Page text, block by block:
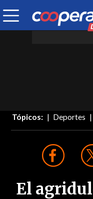
Tópicos: Deportes
El